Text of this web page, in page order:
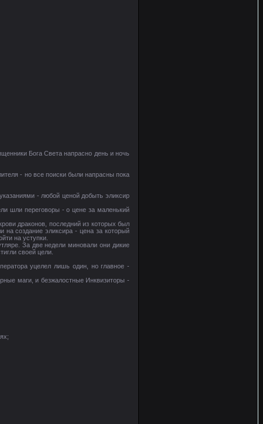
Бога Света напрасно день и ночь
- но все поиски были напрасны пока
- любой ценой добыть эликсир
шли переговоры - о цене за маленький
драконов, последний из которых был
на создание эликсира - цена за который
на уступки.
За две недели миновали они дикие
своей цели.
уцелел лишь один, но главное -
маги, и безжалостные Инквизиторы -